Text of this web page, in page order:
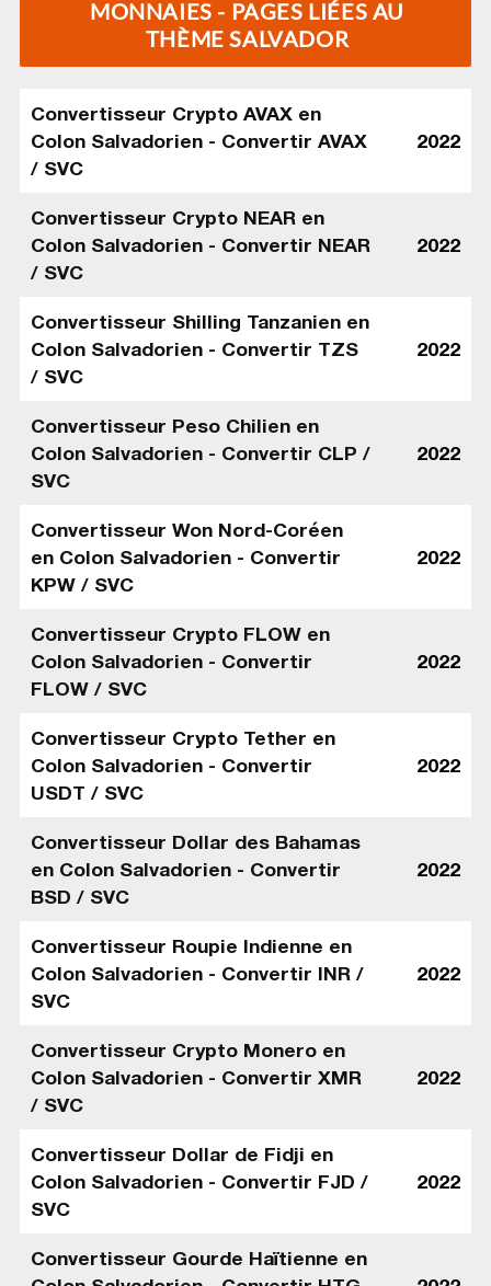
MONNAIES - PAGES LIÉES AU
THÈME SALVADOR
Convertisseur Crypto AVAX en
Colon Salvadorien - Convertir AVAX
/ SVC
2022
Convertisseur Crypto NEAR en
Colon Salvadorien - Convertir NEAR
/ SVC
2022
Convertisseur Shilling Tanzanien en
Colon Salvadorien - Convertir TZS
/ SVC
2022
Convertisseur Peso Chilien en
Colon Salvadorien - Convertir CLP /
SVC
2022
Convertisseur Won Nord-Coréen
en Colon Salvadorien - Convertir
KPW / SVC
2022
Convertisseur Crypto FLOW en
Colon Salvadorien - Convertir
FLOW / SVC
2022
Convertisseur Crypto Tether en
Colon Salvadorien - Convertir
USDT / SVC
2022
Convertisseur Dollar des Bahamas
en Colon Salvadorien - Convertir
BSD / SVC
2022
Convertisseur Roupie Indienne en
Colon Salvadorien - Convertir INR /
SVC
2022
Convertisseur Crypto Monero en
Colon Salvadorien - Convertir XMR
/ SVC
2022
Convertisseur Dollar de Fidji en
Colon Salvadorien - Convertir FJD /
SVC
2022
Convertisseur Gourde Haïtienne en